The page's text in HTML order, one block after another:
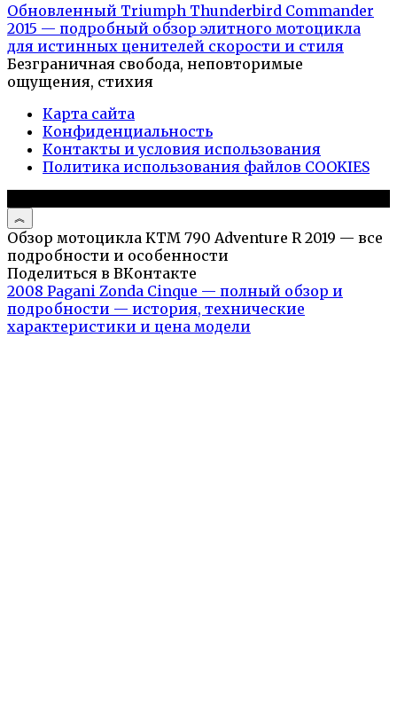
Обновленный Triumph Thunderbird Commander
2015 — подробный обзор элитного мотоцикла
для истинных ценителей скорости и стиля
Безграничная свобода, неповторимые
ощущения, стихия
Карта сайта
Конфиденциальность
Контакты и условия использования
Политика использования файлов COOKIES
Обзор мотоцикла KTM 790 Adventure R 2019 — все
подробности и особенности
Поделиться в ВКонтакте
2008 Pagani Zonda Cinque — полный обзор и
подробности — история, технические
характеристики и цена модели